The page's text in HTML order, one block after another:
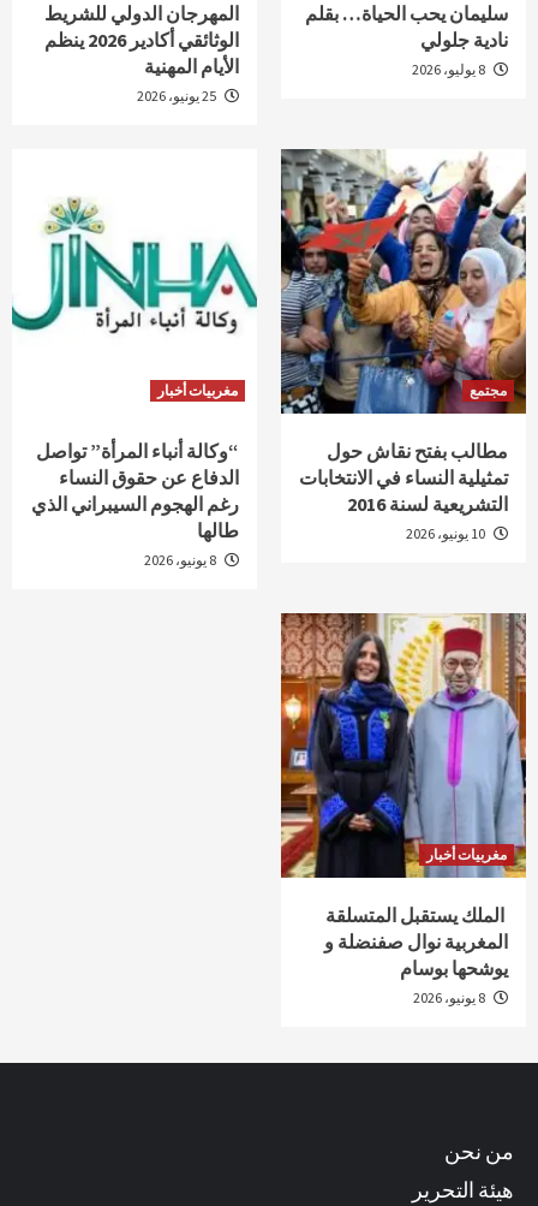
سليمان يحب الحياة… بقلم
نادية جلولي
المهرجان الدولي للشريط
الوثائقي أكادير 2026 ينظم
الأيام المهنية
مجتمع
مطالب بفتح نقاش حول
تمثيلية النساء في الانتخابات
التشريعية لسنة 2016
مغربيات أخبار
“وكالة أنباء المرأة” تواصل
الدفاع عن حقوق النساء
رغم الهجوم السيبراني الذي
طالها
مغربيات أخبار
الملك يستقبل المتسلقة
المغربية نوال صفنضلة و
يوشحها بوسام
من نحن
هيئة التحرير